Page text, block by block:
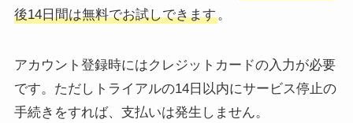
後14日間は無料でお試しできます。
アカウント登録時にはクレジットカードの入力が必要
です。ただしトライアルの14日以内にサービス停止の
手続きをすれば、支払いは発生しません。